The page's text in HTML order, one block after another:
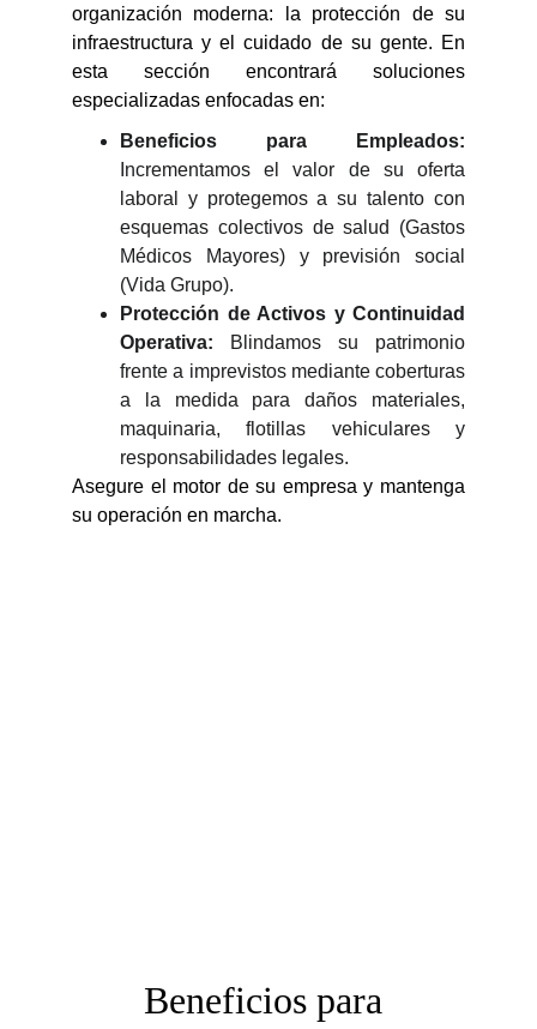
organización moderna: la protección de su
infraestructura y el cuidado de su gente. En
esta sección encontrará soluciones
especializadas enfocadas en:
Beneficios para Empleados:
Incrementamos el valor de su oferta
laboral y protegemos a su talento con
esquemas colectivos de salud (Gastos
Médicos Mayores) y previsión social
(Vida Grupo).
Protección de Activos y Continuidad
Operativa: Blindamos su patrimonio
frente a imprevistos mediante coberturas
a la medida para daños materiales,
maquinaria, flotillas vehiculares y
responsabilidades legales.
Asegure el motor de su empresa y mantenga
su operación en marcha.
Beneficios para